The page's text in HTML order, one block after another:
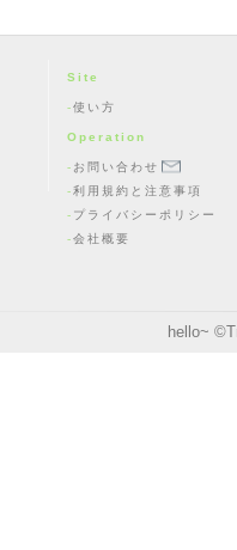
Site
使い方
Operation
お問い合わせ
利用規約と注意事項
プライバシーポリシー
会社概要
hello~ ©